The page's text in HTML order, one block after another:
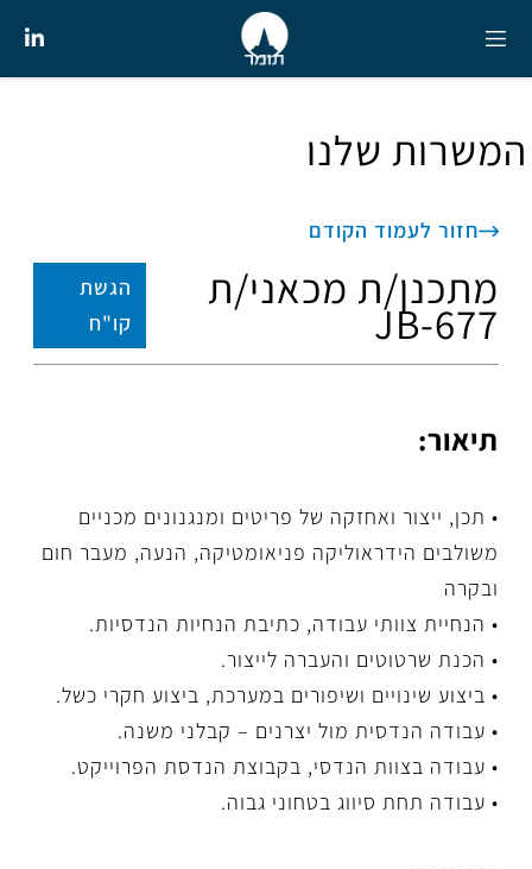
המשרות שלנו
חזור לעמוד הקודם
מתכנן/ת מכאני/ת
JB-677
הגשת
קו"ח
תיאור:
• תכן, ייצור ואחזקה של פריטים ומנגנונים מכניים
משולבים הידראוליקה פניאומטיקה, הנעה, מעבר חום
ובקרה
• הנחיית צוותי עבודה, כתיבת הנחיות הנדסיות.
• הכנת שרטוטים והעברה לייצור.
• ביצוע שינויים ושיפורים במערכת, ביצוע חקרי כשל.
• עבודה הנדסית מול יצרנים – קבלני משנה.
• עבודה בצוות הנדסי, בקבוצת הנדסת הפרוייקט.
• עבודה תחת סיווג בטחוני גבוה.